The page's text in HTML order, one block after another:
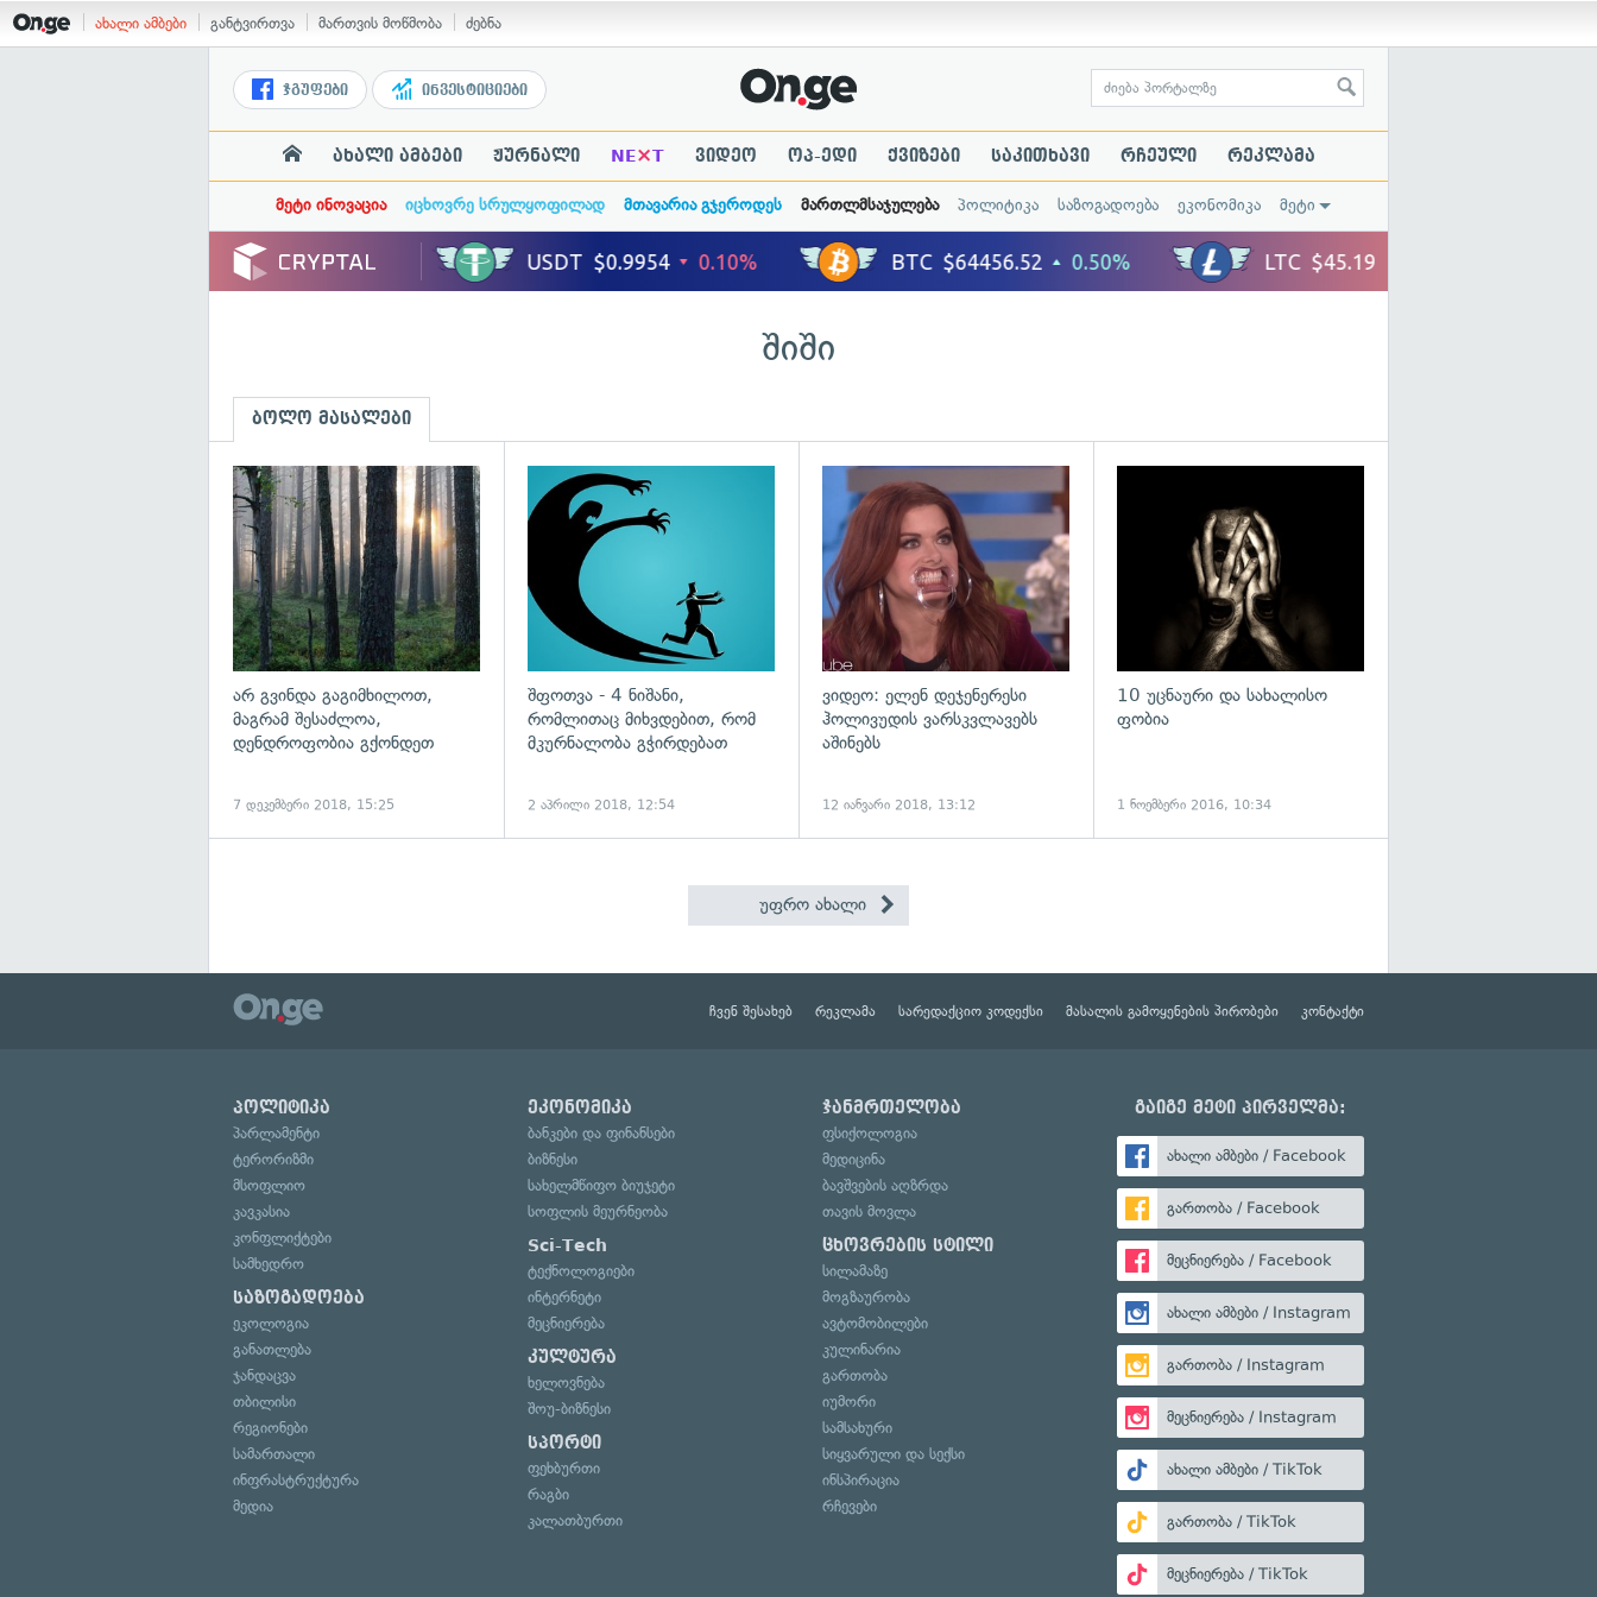
ახალი ამბები განტვირთვა მართვის მოწმობა ძებნა
ჯგუფები ინვესტიციები
ახალი ამბები ჟურნალი NE×T ვიდეო ოპ-ედი ქვიზები საკითხავი რჩეული რეკლამა
მეტი ინოვაცია იცხოვრე სრულყოფილად მთავარია გჯეროდეს მართლმსაჯულება პოლიტიკა საზოგადოება ეკონომიკა მეტი
შიში
ბოლო მასალები
არ გვინდა გაგიმხილოთ,
მაგრამ შესაძლოა,
დენდროფობია გქონდეთ
7 დეკემბერი 2018, 15:25
გადახედვა
შფოთვა - 4 ნიშანი,
რომლითაც მიხვდებით, რომ
მკურნალობა გჭირდებათ
2 აპრილი 2018, 12:54
ვიდეო: ელენ დეჯენერესი
ჰოლივუდის ვარსკვლავებს
აშინებს
12 იანვარი 2018, 13:12
10 უცნაური და სახალისო
ფობია
1 ნოემბერი 2016, 10:34
უფრო ახალი
ჩვენ შესახებ რეკლამა სარედაქციო კოდექსი მასალის გამოყენების პირობები კონტაქტი
პოლიტიკა
პარლამენტი
ტერორიზმი
მსოფლიო
კავკასია
კონფლიქტები
სამხედრო
საზოგადოება
ეკოლოგია
განათლება
ჯანდაცვა
თბილისი
რეგიონები
სამართალი
ინფრასტრუქტურა
მედია
ეკონომიკა
ბანკები და ფინანსები
ბიზნესი
სახელმწიფო ბიუჯეტი
სოფლის მეურნეობა
Sci-Tech
ტექნოლოგიები
ინტერნეტი
მეცნიერება
კულტურა
ხელოვნება
შოუ-ბიზნესი
სპორტი
ფეხბურთი
რაგბი
კალათბურთი
ჯანმრთელობა
ფსიქოლოგია
მედიცინა
ბავშვების აღზრდა
თავის მოვლა
ცხოვრების სტილი
სილამაზე
მოგზაურობა
ავტომობილები
კულინარია
გართობა
იუმორი
სამსახური
სიყვარული და სექსი
ინსპირაცია
რჩევები
გაიგე მეტი პირველმა:
ახალი ამბები / Facebook
გართობა / Facebook
მეცნიერება / Facebook
ახალი ამბები / Instagram
გართობა / Instagram
მეცნიერება / Instagram
ახალი ამბები / TikTok
გართობა / TikTok
მეცნიერება / TikTok